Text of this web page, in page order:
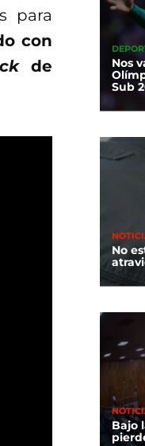
para
con
de
Nos
Sub
No
Bajo